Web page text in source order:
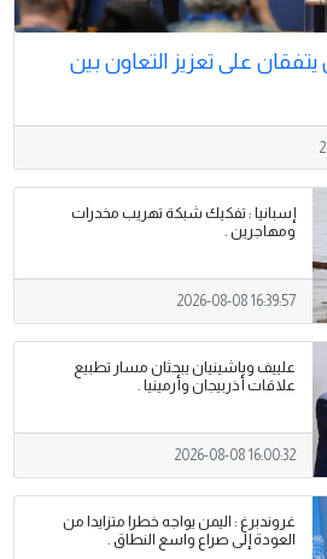
على تعزيز التعاون بين
إسبانيا : تفكيك شبكة تهريب مخدرات
ومهاجرين .
2026-08-08 16:39:57
علييف وباشينيان يبحثان مسار تطبيع
علاقات أذربيجان وأرمينيا .
2026-08-08 16:00:32
غروندبرغ : اليمن يواجه خطرا متزايدا من
العودة إلى صراع واسع النطاق .